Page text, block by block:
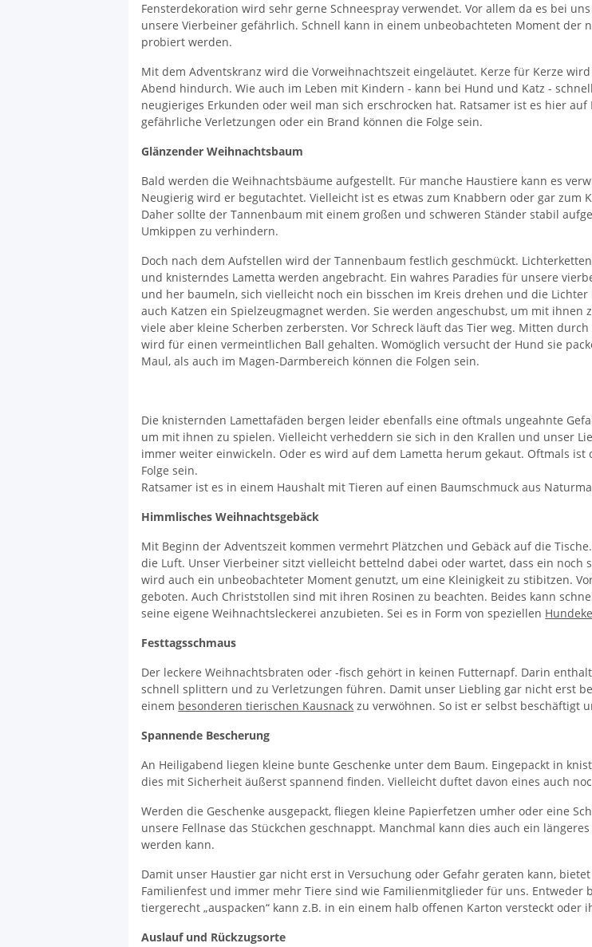
Fensterdekoration wird sehr gerne Schneespray verwendet. Vor allem da es bei
unsere Vierbeiner gefährlich. Schnell kann in einem unbeobachteten Moment der
probiert werden.
Mit dem Adventskranz wird die Vorweihnachtszeit eingeläutet. Kerze für Kerze
Abend hindurch. Wie auch im Leben mit Kindern - kann bei Hund und Katz -
neugieriges Erkunden oder weil man sich erschrocken hat. Ratsamer ist es hier
gefährliche Verletzungen oder ein Brand können die Folge sein.
Glänzender Weihnachtsbaum
Bald werden die Weihnachtsbäume aufgestellt. Für manche Haustiere kann es
Neugierig wird er begutachtet. Vielleicht ist es etwas zum Knabbern oder gar zum
Daher sollte der Tannenbaum mit einem großen und schweren Ständer stabil
Umkippen zu verhindern.
Doch nach dem Aufstellen wird der Tannenbaum festlich geschmückt.
und knisterndes Lametta werden angebracht. Ein wahres Paradies für unsere
und her baumeln, sich vielleicht noch ein bisschen im Kreis drehen und die
auch Katzen ein Spielzeugmagnet werden. Sie werden angeschubst, um mit
viele aber kleine Scherben zerbersten. Vor Schreck läuft das Tier weg. Mitten
wird für einen vermeintlichen Ball gehalten. Womöglich versucht der Hund sie
Maul, als auch im Magen-Darmbereich können die Folgen sein.
Die knisternden Lamettafäden bergen leider ebenfalls eine oftmals ungeahnte
um mit ihnen zu spielen. Vielleicht verheddern sie sich in den Krallen und unser
immer weiter einwickeln. Oder es wird auf dem Lametta herum gekaut. Oftmals
Folge sein.
Ratsamer ist es in einem Haushalt mit Tieren auf einen Baumschmuck aus
Himmlisches Weihnachtsgebäck
Mit Beginn der Adventszeit kommen vermehrt Plätzchen und Gebäck auf die
die Luft. Unser Vierbeiner sitzt vielleicht bettelnd dabei oder wartet, dass ein
wird auch ein unbeobachteter Moment genutzt, um eine Kleinigkeit zu stibitzen.
geboten. Auch Christstollen sind mit ihren Rosinen zu beachten. Beides kann
seine eigene Weihnachtsleckerei anzubieten. Sei es in Form von speziellen
Festtagsschmaus
Der leckere Weihnachtsbraten oder -fisch gehört in keinen Futternapf. Darin
schnell splittern und zu Verletzungen führen. Damit unser Liebling gar nicht erst
einem besonderen tierischen Kausnack zu verwöhnen. So ist er selbst beschäftigt
Spannende Bescherung
An Heiligabend liegen kleine bunte Geschenke unter dem Baum. Eingepackt in
dies mit Sicherheit äußerst spannend finden. Vielleicht duftet davon eines auch
Werden die Geschenke ausgepackt, fliegen kleine Papierfetzen umher oder eine
unsere Fellnase das Stückchen geschnappt. Manchmal kann dies auch ein
werden kann.
Damit unser Haustier gar nicht erst in Versuchung oder Gefahr geraten kann,
Familienfest und immer mehr Tiere sind wie Familienmitglieder für uns. Entweder
tiergerecht „auspacken“ kann z.B. in ein einem halb offenen Karton versteckt oder
Auslauf und Rückzugsorte